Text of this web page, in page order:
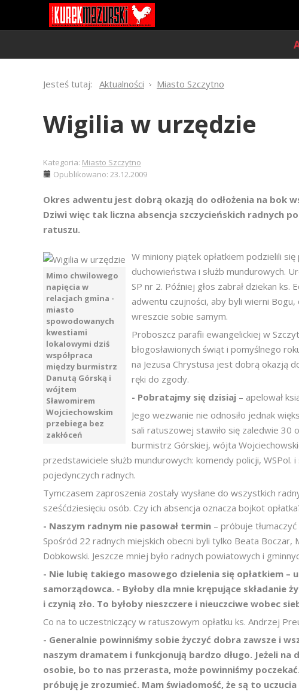
Jesteś tutaj: Aktualności Miasto Szczytno
Wigilia w urzędzie
Kategoria: Miasto Szczytno
Opublikowano: 23.12.2009
Okres adwentu jest dobrą okazją do odłożenia na bok
Dziwi więc tak liczna absencja szczycieńskich radnych
ratuszu.
Mimo chwilowego
napięcia w
relacjach gmina -
miasto
spowodowanych
kwestiami
lokalowymi dziś
współpraca
między burmistrz
Danutą Górską i
wójtem
Sławomirem
Wojciechowskim
przebiega bez
zakłóceń
W miniony piątek opłatkiem podzielili
duchowieństwa i służb mundurowych.
SP nr 2. Później głos zabrał dziekan
adwentu czujności, aby byli wierni
wreszcie sobie samym.
Proboszcz parafii ewangelickiej w
błogosławionych świąt i pomyślnego
na Jezusa Chrystusa jest dobrą okazją
ręki do zgody.
- Pobratajmy się dzisiaj – apelował
Jego wezwanie nie odnosiło jednak
sali ratuszowej stawiło się zaledwie 30
burmistrz Górskiej, wójta
przedstawiciele służb mundurowych: komendy policji,
pojedynczych radnych.
Tymczasem zaproszenia zostały wysłane do wszystkich
sześćdziesięciu osób. Czy ich absencja oznacza bojkot
- Naszym radnym nie pasował termin – próbuje
Spośród 22 radnych miejskich obecni byli tylko Beata Boczar,
Dobkowski. Jeszcze mniej było radnych powiatowych i
- Nie lubię takiego masowego dzielenia się opłatkiem –
samorządowca. - Byłoby dla mnie krępujące składanie
i czynią zło. To byłoby nieszczere i nieuczciwe wobec
Co na to uczestniczący w ratuszowym opłatku ks. Andrzej
- Generalnie powinniśmy sobie życzyć dobra zawsze i
naszym dramatem i funkcjonują bardzo długo. Jeżeli
osobie, bo to nas przerasta, może powinniśmy
próbuję je zrozumieć. Mam świadomość, że są to